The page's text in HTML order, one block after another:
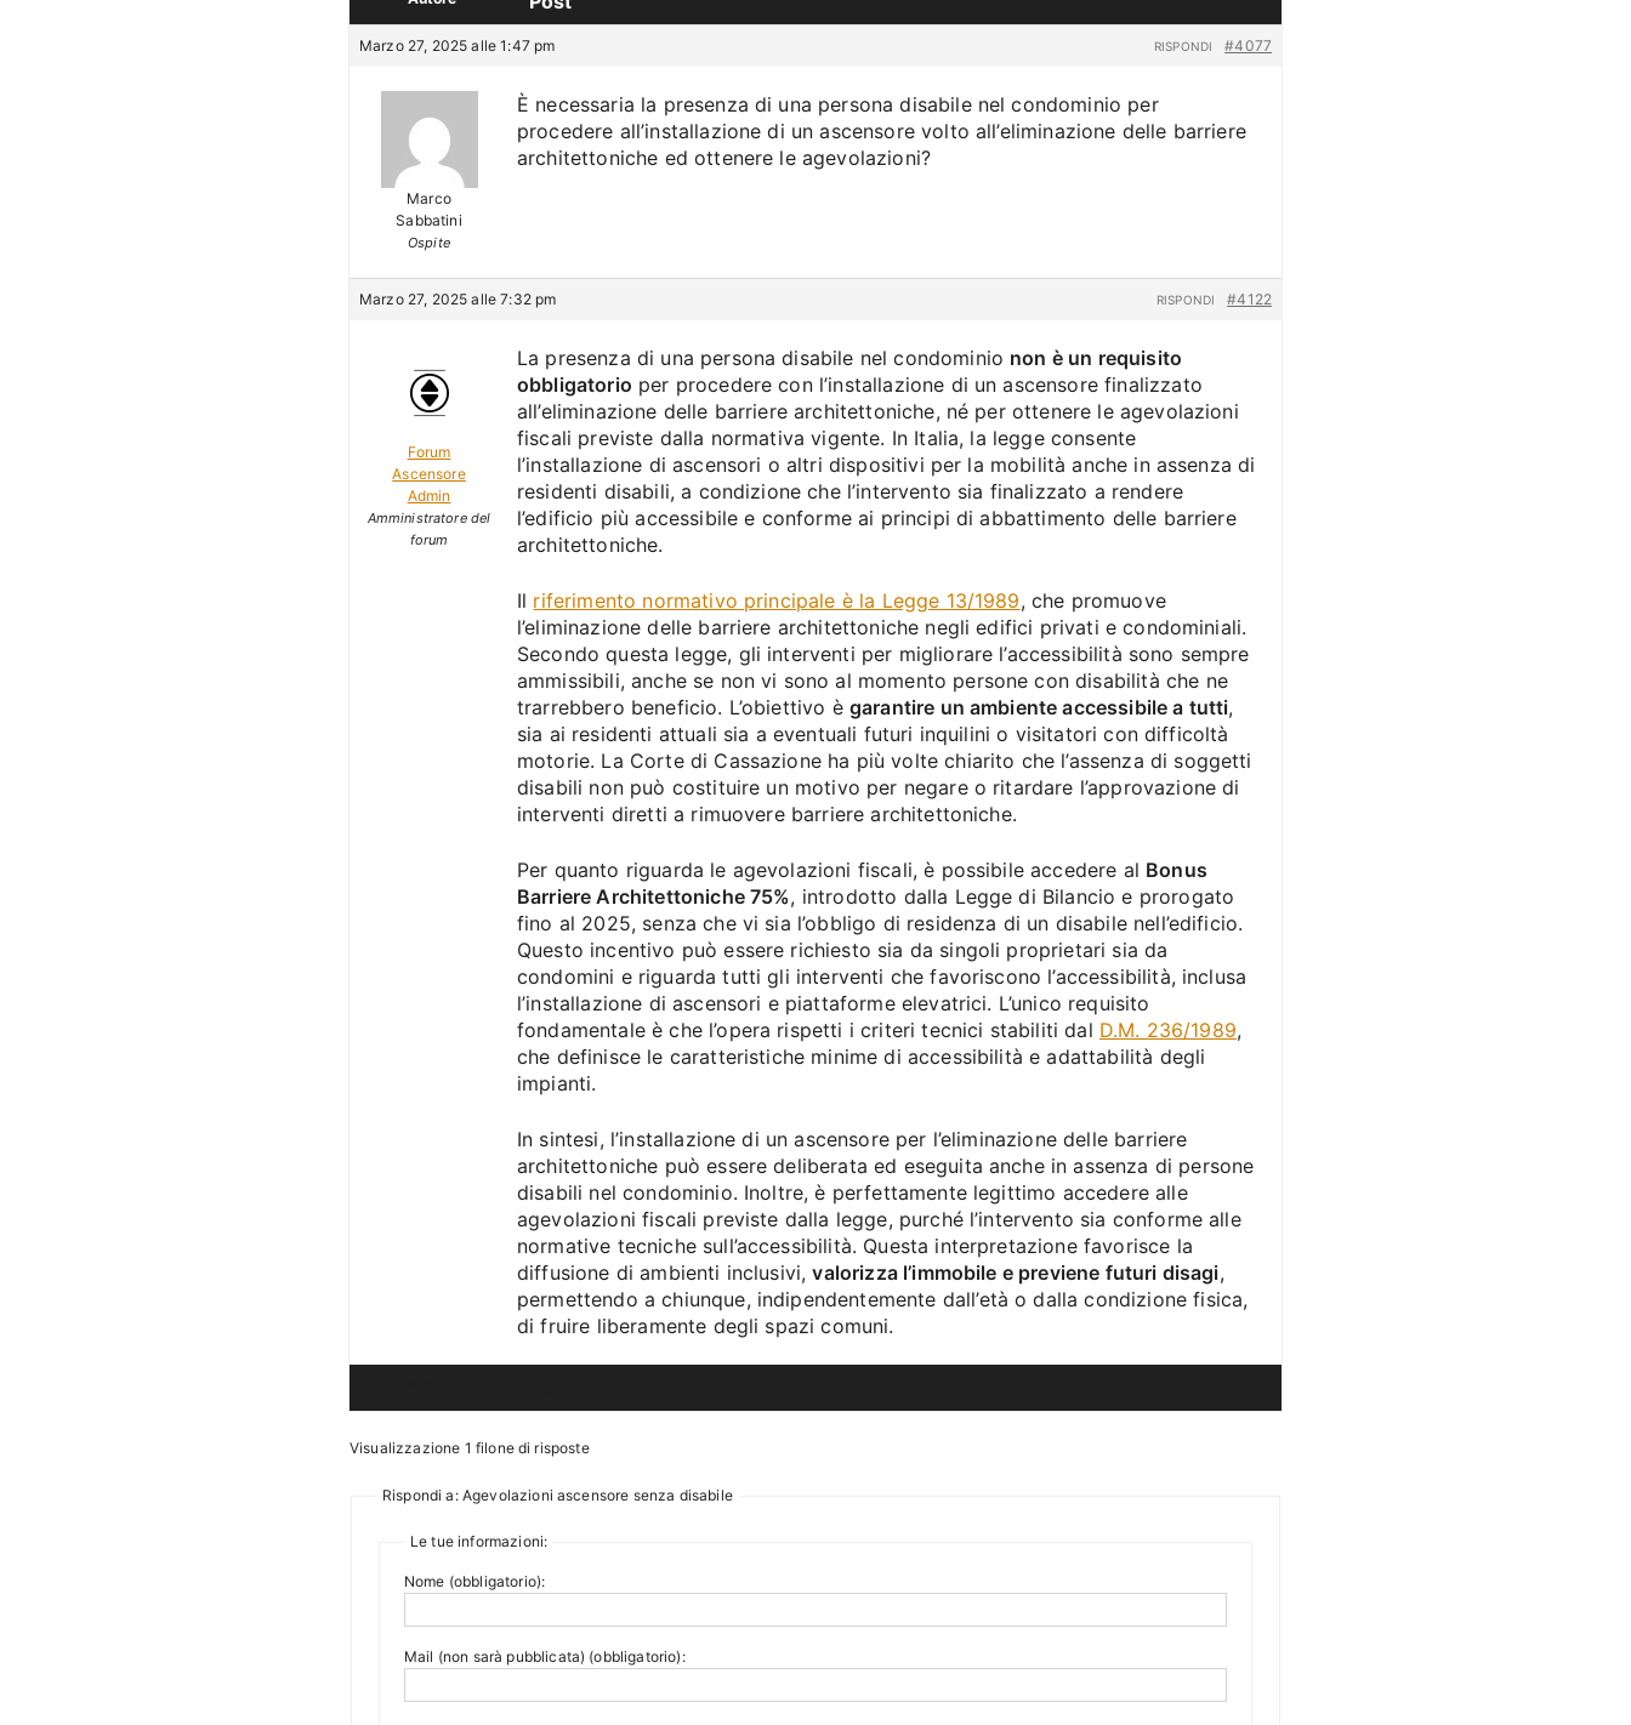
Marzo 27, 2025 alle 1:47 pm #4077
RISPONDI
Marco
Sabbatini
Ospite
È necessaria la presenza di una persona disabile nel condominio per
procedere all’installazione di un ascensore volto all’eliminazione delle barriere
architettoniche ed ottenere le agevolazioni?
Marzo 27, 2025 alle 7:32 pm #4122
RISPONDI
Forum
Ascensore
Admin
Amministratore del
forum
La presenza di una persona disabile nel condominio non è un requisito
obbligatorio per procedere con l’installazione di un ascensore finalizzato
all’eliminazione delle barriere architettoniche, né per ottenere le agevolazioni
fiscali previste dalla normativa vigente. In Italia, la legge consente
l’installazione di ascensori o altri dispositivi per la mobilità anche in assenza di
residenti disabili, a condizione che l’intervento sia finalizzato a rendere
l’edificio più accessibile e conforme ai principi di abbattimento delle barriere
architettoniche.
Il riferimento normativo principale è la Legge 13/1989, che promuove
l’eliminazione delle barriere architettoniche negli edifici privati e condominiali.
Secondo questa legge, gli interventi per migliorare l’accessibilità sono sempre
ammissibili, anche se non vi sono al momento persone con disabilità che ne
trarrebbero beneficio. L’obiettivo è garantire un ambiente accessibile a tutti,
sia ai residenti attuali sia a eventuali futuri inquilini o visitatori con difficoltà
motorie. La Corte di Cassazione ha più volte chiarito che l’assenza di soggetti
disabili non può costituire un motivo per negare o ritardare l’approvazione di
interventi diretti a rimuovere barriere architettoniche.
Per quanto riguarda le agevolazioni fiscali, è possibile accedere al Bonus
Barriere Architettoniche 75%, introdotto dalla Legge di Bilancio e prorogato
fino al 2025, senza che vi sia l’obbligo di residenza di un disabile nell’edificio.
Questo incentivo può essere richiesto sia da singoli proprietari sia da
condomini e riguarda tutti gli interventi che favoriscono l’accessibilità, inclusa
l’installazione di ascensori e piattaforme elevatrici. L’unico requisito
fondamentale è che l’opera rispetti i criteri tecnici stabiliti dal D.M. 236/1989,
che definisce le caratteristiche minime di accessibilità e adattabilità degli
impianti.
In sintesi, l’installazione di un ascensore per l’eliminazione delle barriere
architettoniche può essere deliberata ed eseguita anche in assenza di persone
disabili nel condominio. Inoltre, è perfettamente legittimo accedere alle
agevolazioni fiscali previste dalla legge, purché l’intervento sia conforme alle
normative tecniche sull’accessibilità. Questa interpretazione favorisce la
diffusione di ambienti inclusivi,valorizza l’immobile e previene futuri disagi,
permettendo a chiunque, indipendentemente dall’età o dalla condizione fisica,
di fruire liberamente degli spazi comuni.
Visualizzazione 1 filone di risposte
Rispondi a: Agevolazioni ascensore senza disabile
Le tue informazioni:
Nome (obbligatorio):
Mail (non sarà pubblicata) (obbligatorio):